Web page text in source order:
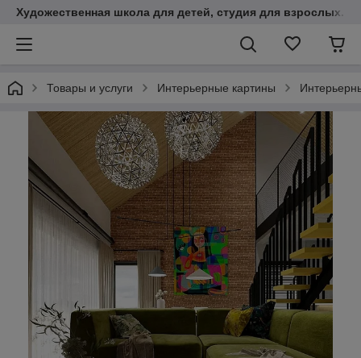
Художественная школа для детей, студия для взрослых.
Товары и услуги Интерьерные картины